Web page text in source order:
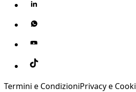
Termini e CondizioniPrivacy e